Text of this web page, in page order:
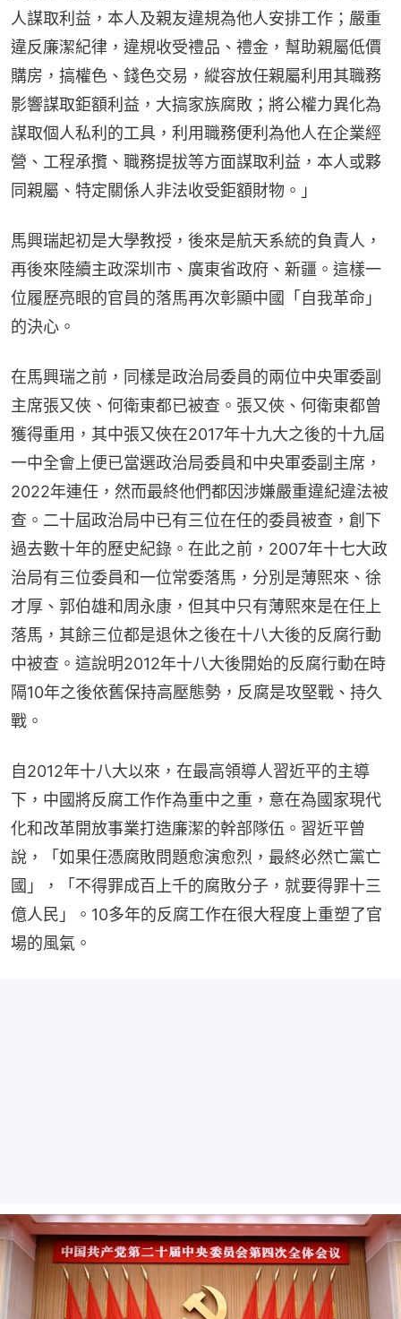
人謀取利益，本人及親友違規為他人安排工作；嚴重
違反廉潔紀律，違規收受禮品、禮金，幫助親屬低價
購房，搞權色、錢色交易，縱容放任親屬利用其職務
影響謀取鉅額利益，大搞家族腐敗；將公權力異化為
謀取個人私利的工具，利用職務便利為他人在企業經
營、工程承攬、職務提拔等方面謀取利益，本人或夥
同親屬、特定關係人非法收受鉅額財物。」
馬興瑞起初是大學教授，後來是航天系統的負責人，
再後來陸續主政深圳市、廣東省政府、新疆。這樣一
位履歷亮眼的官員的落馬再次彰顯中國「自我革命」
的決心。
在馬興瑞之前，同樣是政治局委員的兩位中央軍委副
主席張又俠、何衛東都已被查。張又俠、何衛東都曾
獲得重用，其中張又俠在2017年十九大之後的十九屆
一中全會上便已當選政治局委員和中央軍委副主席，
2022年連任，然而最終他們都因涉嫌嚴重違紀違法被
查。二十屆政治局中已有三位在任的委員被查，創下
過去數十年的歷史紀錄。在此之前，2007年十七大政
治局有三位委員和一位常委落馬，分別是薄熙來、徐
才厚、郭伯雄和周永康，但其中只有薄熙來是在任上
落馬，其餘三位都是退休之後在十八大後的反腐行動
中被查。這說明2012年十八大後開始的反腐行動在時
隔10年之後依舊保持高壓態勢，反腐是攻堅戰、持久
戰。
自2012年十八大以來，在最高領導人習近平的主導
下，中國將反腐工作作為重中之重，意在為國家現代
化和改革開放事業打造廉潔的幹部隊伍。習近平曾
說，「如果任憑腐敗問題愈演愈烈，最終必然亡黨亡
國」，「不得罪成百上千的腐敗分子，就要得罪十三
億人民」。10多年的反腐工作在很大程度上重塑了官
場的風氣。